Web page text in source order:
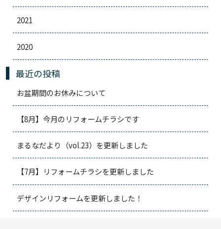
2021
2020
最近の投稿
お盆期間のお休みについて
【8月】今月のリフォームチラシです
まるなだより（vol.23）を更新しました
【7月】リフォームチラシを更新しました
デザインリフォームを更新しました！